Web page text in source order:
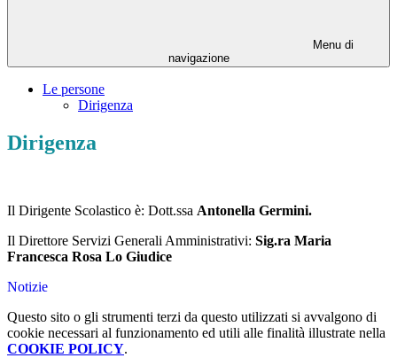
Menu di
navigazione
Le persone
Dirigenza
Dirigenza
Il Dirigente Scolastico è: Dott.ssa Antonella Germini.
Il Direttore Servizi Generali Amministrativi: Sig.ra Maria
Francesca Rosa Lo Giudice
Notizie
Questo sito o gli strumenti terzi da questo utilizzati si avvalgono di
cookie necessari al funzionamento ed utili alle finalità illustrate nella
COOKIE POLICY.